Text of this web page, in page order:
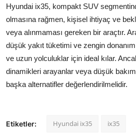
Hyundai ix35, kompakt SUV
olmasına rağmen, kişisel ihtiyaç ve
veya alınmaması gereken bir araçtır.
düşük yakıt tüketimi ve zengin
ve uzun yolculuklar için ideal kılar.
dinamikleri arayanlar veya düşük
başka alternatifler değerlendirilmelidir.
Etiketler: Hyundai ix35 ix35